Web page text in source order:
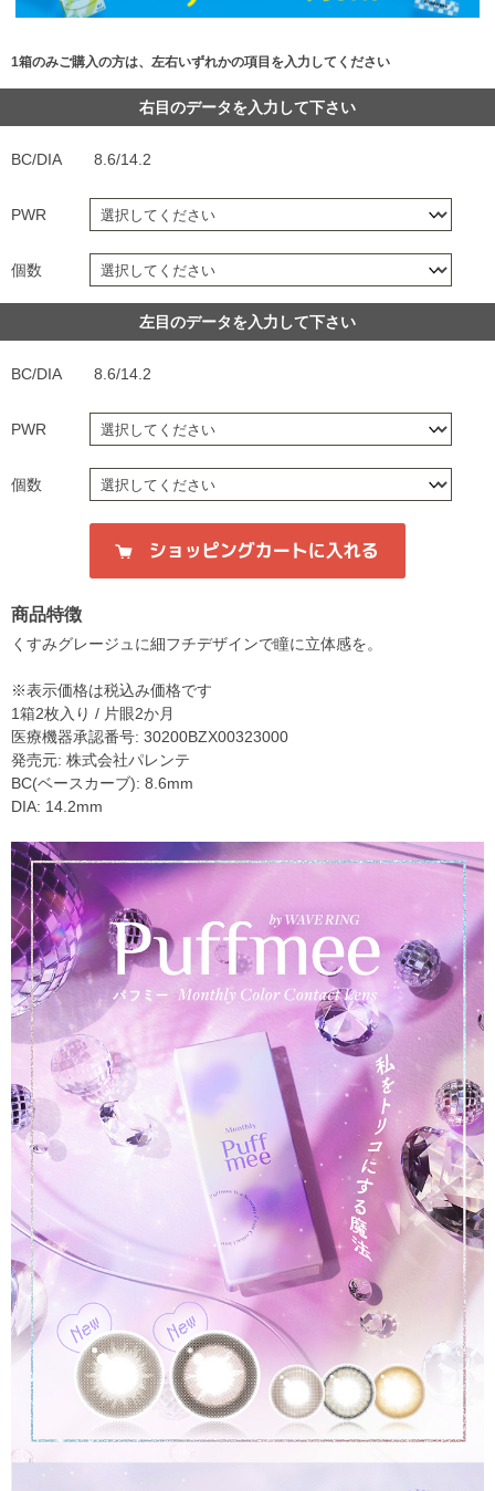
1箱のみご購入の方は、左右いずれかの項目を入力してください
右目のデータを入力して下さい
BC/DIA 8.6/14.2
PWR
個数
左目のデータを入力して下さい
BC/DIA 8.6/14.2
PWR
個数
商品特徴
くすみグレージュに細フチデザインで瞳に立体感を。
※表示価格は税込み価格です
1箱2枚入り / 片眼2か月
医療機器承認番号: 30200BZX00323000
発売元: 株式会社パレンテ
BC(ベースカーブ): 8.6mm
DIA: 14.2mm